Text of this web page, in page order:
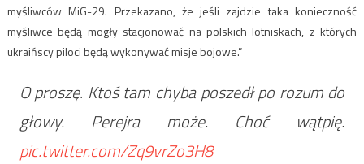
myśliwców MiG-29. Przekazano, że jeśli zajdzie taka konieczność
myśliwce będą mogły stacjonować na polskich lotniskach, z których
ukraińscy piloci będą wykonywać misje bojowe.”
O proszę. Ktoś tam chyba poszedł po rozum do
głowy. Perejra może. Choć wątpię.
pic.twitter.com/Zq9vrZo3H8